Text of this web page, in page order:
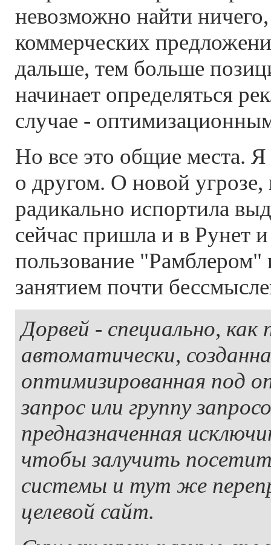
невозможно найти
коммерческих
дальше, тем больше
начинает определяться
случае -
Но все это общие места.
о другом. О новой угрозе,
радикально испортила
сейчас пришла и в Рунет и
пользование
занятием почти
Дорвей - специально, как
автоматически,
оптимизированная под
запрос или группу
предназначенная
чтобы залучить
системы и тут же
целевой сайт.